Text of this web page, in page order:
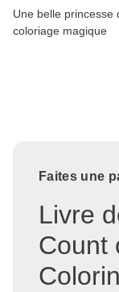
Une belle princesse
coloriage magique
Faites une
Livre
Count